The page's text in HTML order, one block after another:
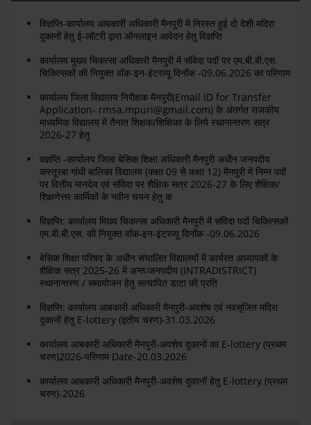
विज्ञप्ति-कार्यालय आबकारी अधिकारी मैनपुरी में निरस्त हुई दो देशी मदिरा
दुकानों हेतु ई-लॉटरी द्वारा ऑनलाइन आवेदन हेतु विज्ञप्ति
कार्यालय मुख्य चिकत्सा अधिकारी मैनपुरी में संविदा पदों पर एम.बी.बी.एस.
चिकित्सकों की नियुक्त वॉक-इन-इंटरव्यू दिनाँक -09.06.2026 का परिणाम
कार्यालय जिला विद्यालय निरीक्षक मैनपुरी(Email ID for Transfer
Application- rmsa.mpuri@gmail.com) के अंतर्गत राजकीय
माध्यमिक विद्यालय में तैनात शिक्षक/शिक्षिका के लिये स्थानान्तरण सत्र
2026-27 हेतु
वज्ञप्ति -कार्यालय जिला बेसिक शिक्षा अधिकारी मैनपुरी अधीन जनपदीय
कस्तूरबा गांधी बालिका विद्यालय (कक्षा 09 से कक्षा 12) मैनपुरी में निम्न पदों
पर वित्तीय मानदेय एवं संविदा पर शैक्षिक सत्र 2026-27 के लिए शैक्षिक/
शिक्षणेत्तर कार्मिकों के नवीन चयन हेतु क
विज्ञप्ति: कार्यालय मिख्य चिकत्सा अधिकारी मैनपुरी में संविदा पदों चिकित्सकों
एम.बी.बी.एस. की नियुक्त वॉक-इन-इंटरव्यू दिनाँक -09.06.2026
बेसिक शिक्षा परिषद के अधीन संचालित विद्यालयों में कार्यरत अध्यापकों के
शैक्षिक सत्र 2025-26 में अन्तःजनपदीय (INTRADISTRICT)
स्थानान्तरण / समायोजन हेतु सत्यापित डाटा की प्रति
विज्ञप्ति: कार्यालय आबकारी अधिकारी मैनपुरी-अवशेष एवं नवसृजित मदिरा
दुकानों हेतु E-lottery (द्वतीय चरण)-31.03.2026
कार्यालय आबकारी अधिकारी मैनपुरी-अवशेष दुकानों का E-lottery (प्रथम
चरण)2026-परिणाम Date-20.03.2026
कार्यालय आबकारी अधिकारी मैनपुरी-अवशेष दुकानों हेतु E-lottery (प्रथम
चरण)-2026